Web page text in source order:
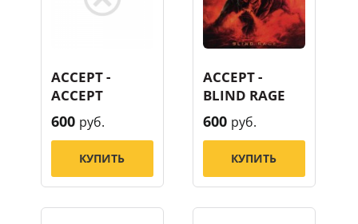
ACCEPT -
ACCEPT
600 руб.
КУПИТЬ
ACCEPT -
BLIND RAGE
600 руб.
КУПИТЬ